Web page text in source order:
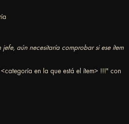
aún necesitaría comprobar si ese ítem
en la que está el ítem> !!!" con